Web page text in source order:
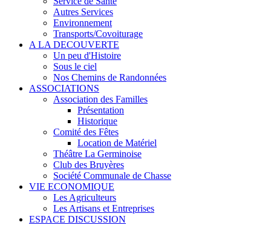
Autres Services
Environnement
Transports/Covoiturage
A LA DECOUVERTE
Un peu d'Histoire
Sous le ciel
Nos Chemins de Randonnées
ASSOCIATIONS
Association des Familles
Présentation
Historique
Comité des Fêtes
Location de Matériel
Théâtre La Germinoise
Club des Bruyères
Société Communale de Chasse
VIE ECONOMIQUE
Les Agriculteurs
Les Artisans et Entreprises
ESPACE DISCUSSION